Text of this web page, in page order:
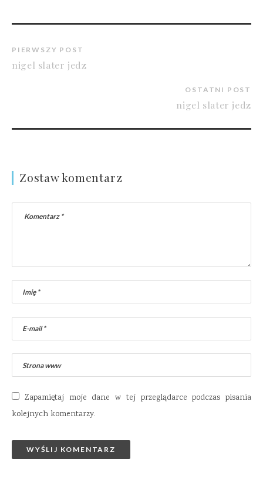
PIERWSZY POST
nigel slater jedz
OSTATNI POST
nigel slater jedz
Zostaw komentarz
Zapamiętaj moje dane w tej przeglądarce podczas pisania
kolejnych komentarzy.